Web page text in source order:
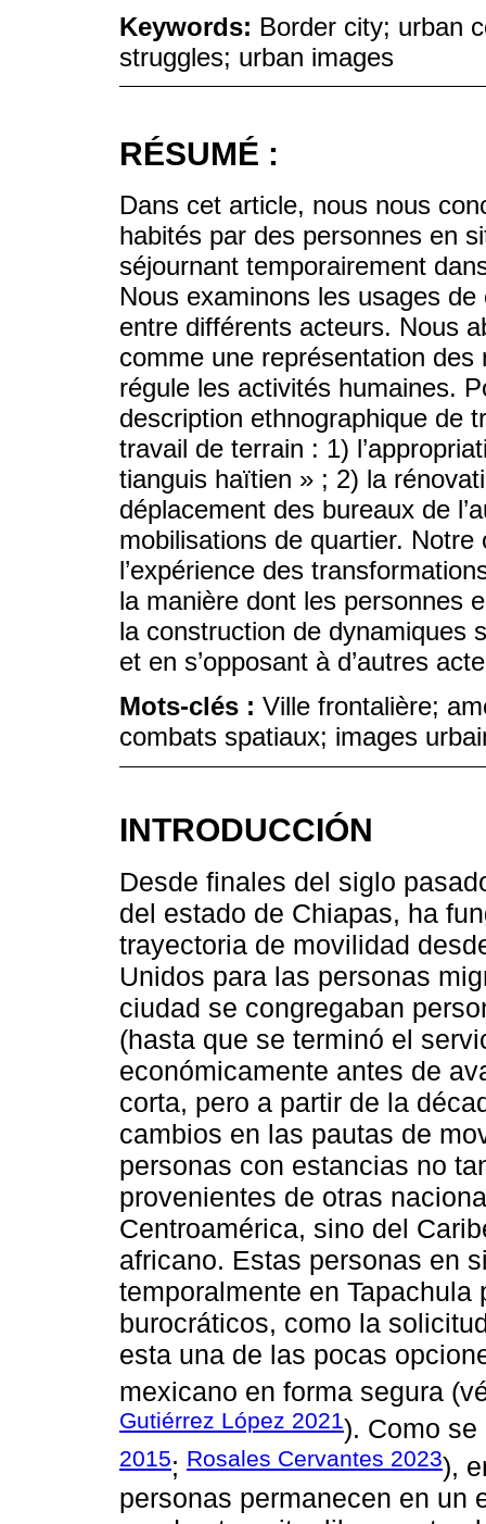
Keywords: Border city; urban
struggles; urban images
RÉSUMÉ :
Dans cet article, nous nous
habités par des personnes en
séjournant temporairement
Nous examinons les usages
entre différents acteurs. Nous
comme une représentation des
régule les activités humaines.
description ethnographique de
travail de terrain : 1)
tianguis haïtien » ; 2) la
déplacement des bureaux de
mobilisations de quartier.
l’expérience des
la manière dont les personnes
la construction de dynamiques
et en s’opposant à d’autres
Mots-clés : Ville frontalière;
combats spatiaux; images
INTRODUCCIÓN
Desde finales del siglo
del estado de Chiapas, ha
trayectoria de movilidad
Unidos para las personas
ciudad se congregaban
(hasta que se terminó el
económicamente antes de
corta, pero a partir de la
cambios en las pautas de
personas con estancias no
provenientes de otras
Centroamérica, sino del
africano. Estas personas en
temporalmente en
burocráticos, como la
esta una de las pocas
mexicano en forma segura
Gutiérrez López 2021). Como se
2015; Rosales Cervantes 2023),
personas permanecen en un